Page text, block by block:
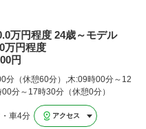
万円程度 24歳～モデル
万円程度
円
分（休憩60分）,木:09時00分～12
分～17時30分（休憩0分）
車4分 アクセス